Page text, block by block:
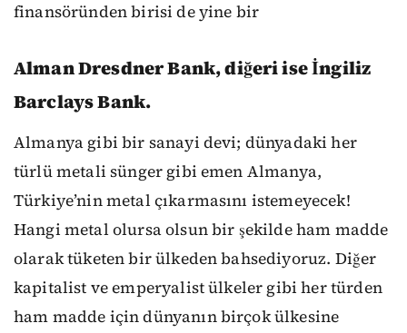
finansöründen birisi de yine bir
Alman Dresdner Bank, diğeri ise İngiliz
Barclays Bank.
Almanya gibi bir sanayi devi; dünyadaki her
türlü metali sünger gibi emen Almanya,
Türkiye’nin metal çıkarmasını istemeyecek!
Hangi metal olursa olsun bir şekilde ham madde
olarak tüketen bir ülkeden bahsediyoruz. Diğer
kapitalist ve emperyalist ülkeler gibi her türden
ham madde için dünyanın birçok ülkesine